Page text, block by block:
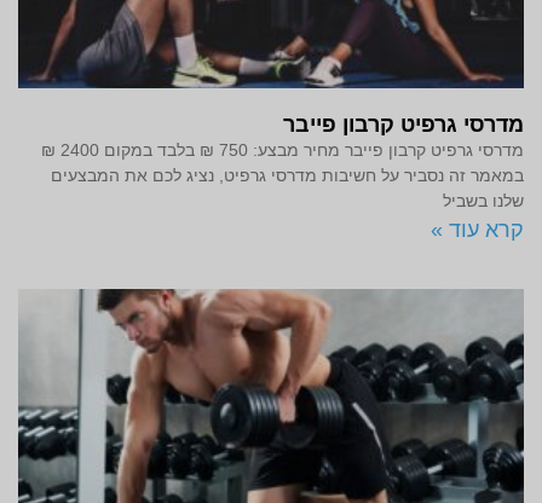
מדרסי גרפיט קרבון פייבר
מדרסי גרפיט קרבון פייבר מחיר מבצע: 750 ₪ בלבד במקום 2400 ₪
במאמר זה נסביר על חשיבות מדרסי גרפיט, נציג לכם את המבצעים
שלנו בשביל
קרא עוד »